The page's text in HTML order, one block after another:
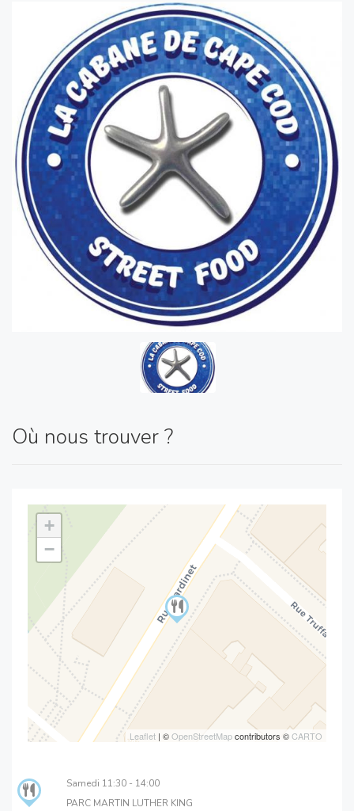
Où nous trouver ?
+
−
Leaflet | ©OpenStreetMapcontributors ©CARTO
Samedi 11:30 - 14:00
PARC MARTIN LUTHER KING